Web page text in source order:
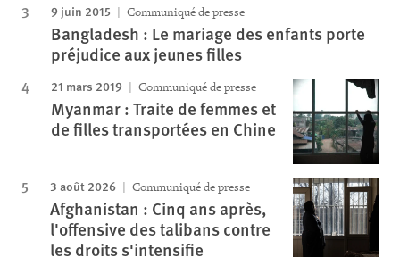
9 juin 2015 Communiqué de presse
Bangladesh : Le mariage des enfants porte
préjudice aux jeunes filles
21 mars 2019 Communiqué de presse
Myanmar : Traite de femmes et
de filles transportées en Chine
3 août 2026 Communiqué de presse
Afghanistan : Cinq ans après,
l'offensive des talibans contre
les droits s'intensifie